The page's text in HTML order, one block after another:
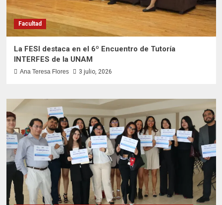
Facultad
La FESI destaca en el 6º Encuentro de Tutoría
INTERFES de la UNAM
Ana Teresa Flores 3 julio, 2026